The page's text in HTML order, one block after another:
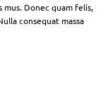
Donec quam felis,
consequat massa